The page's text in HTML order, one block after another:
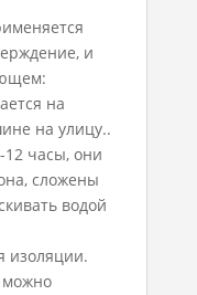
и
на
на улицу..
12 часы, они
сложены
водой
изоляции.
можно